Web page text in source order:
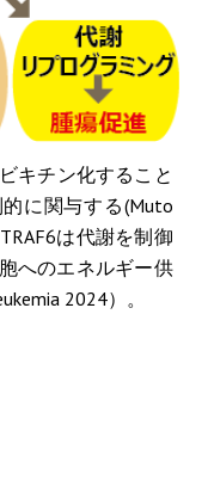
キチン化すること
に関与する(Muto
は代謝を制御
へのエネルギー供
2024）。